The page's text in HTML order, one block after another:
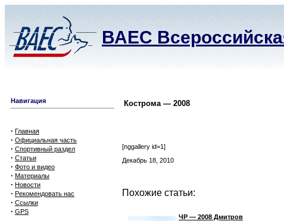
ВАЕС
Навигация
· Главная
· Официальная часть
· Спортивный раздел
· Статьи
· Фото и видео
· Материалы
· Новости
· Рекомендовать нас
· Ссылки
· GPS
Кострома — 2008
[nggallery id=1]
Декабрь 18, 2010
Похожие статьи:
ЧР — 2008 Дмитров